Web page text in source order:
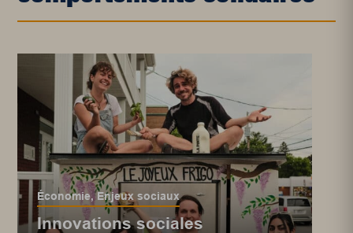
Économie,Enjeux sociaux
Innovations sociales